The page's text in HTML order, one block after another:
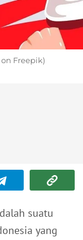
Freepik)
suatu
yang